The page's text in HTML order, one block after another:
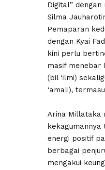
Digital”
Silma
Pemaparan
dengan Kyai
kini perlu
masif menebar
(bil ‘ilmi)
‘amali),
Arina Millataka
energi positif
berbagai
mengakui